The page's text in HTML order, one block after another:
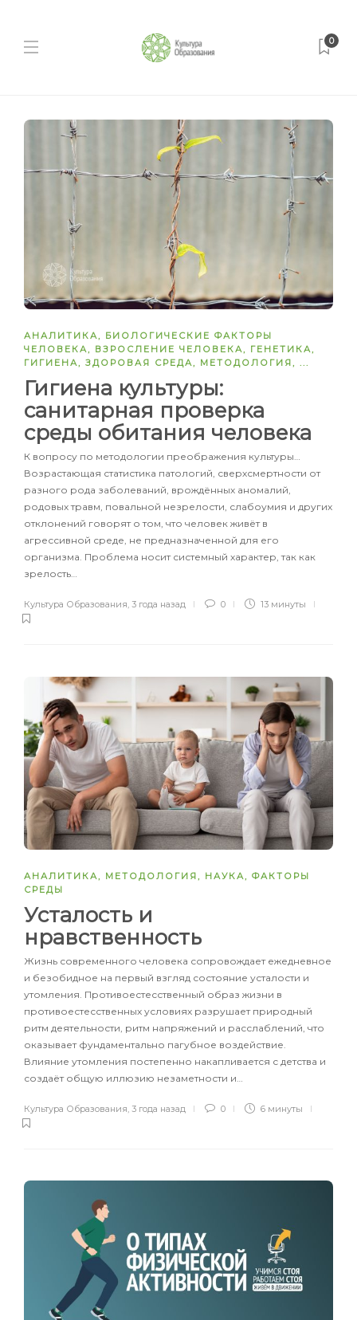
0
АНАЛИТИКА, БИОЛОГИЧЕСКИЕ ФАКТОРЫ
ЧЕЛОВЕКА, ВЗРОСЛЕНИЕ ЧЕЛОВЕКА, ГЕНЕТИКА,
ГИГИЕНА, ЗДОРОВАЯ СРЕДА, МЕТОДОЛОГИЯ, ...
Гигиена культуры:
санитарная проверка
среды обитания человека
К вопросу по методологии преображения культуры…
Возрастающая статистика патологий, сверхсмертности от
разного рода заболеваний, врождённых аномалий,
родовых травм, повальной незрелости, слабоумия и других
отклонений говорят о том, что человек живёт в
агрессивной среде, не предназначенной для его
организма. Проблема носит системный характер, так как
зрелость…
Культура Образования, 3 года назад 0 13 минуты
АНАЛИТИКА, МЕТОДОЛОГИЯ, НАУКА, ФАКТОРЫ
СРЕДЫ
Усталость и
нравственность
Жизнь современного человека сопровождает ежедневное
и безобидное на первый взгляд состояние усталости и
утомления. Противоестесственный образ жизни в
противоестесственных условиях разрушает природный
ритм деятельности, ритм напряжений и расслаблений, что
оказывает фундаментально пагубное воздействие.
Влияние утомления постепенно накапливается с детства и
создаёт общую иллюзию незаметности и…
Культура Образования, 3 года назад 0 6 минуты